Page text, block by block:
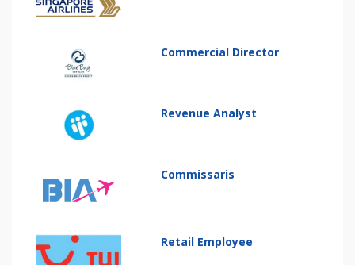
Commercial Director
Revenue Analyst
Commissaris
Retail Employee